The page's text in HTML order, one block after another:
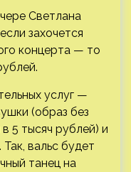
Светлана
захочется
концерта — то
услуг —
(образ без
5 тысяч рублей) и
вальс будет
танец на